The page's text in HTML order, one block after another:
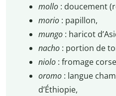
mollo : doucement
morio : papillon,
mungo : haricot
nacho : portion de
niolo : fromage
oromo : langue
d’Éthiopie,